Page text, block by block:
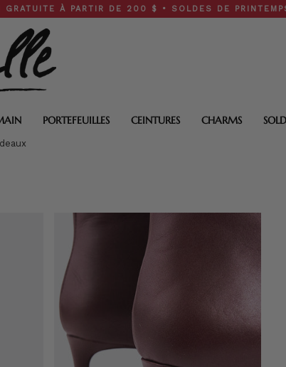
PARTIR DE 200 $ • SOLDES DE PRINTEMPS : 30
PORTEFEUILLES CEINTURES CHARMS